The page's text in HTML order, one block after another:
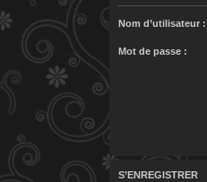
Nom d’utilisateur :
Mot de passe :
S’ENREGISTRER